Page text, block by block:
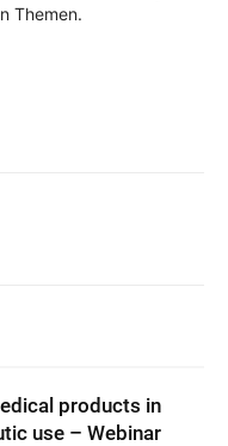
Themen.
products in
use – Webinar